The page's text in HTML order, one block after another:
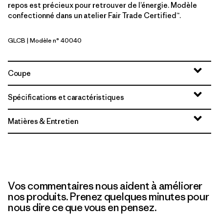
repos est précieux pour retrouver de l’énergie. Modèle
confectionné dans un atelier Fair Trade Certified™.
Glacial Blue
GLCB | Modèle n° 40040
Coupe
Spécifications et caractéristiques
Matières & Entretien
Vos commentaires nous aident à améliorer
nos produits. Prenez quelques minutes pour
nous dire ce que vous en pensez.